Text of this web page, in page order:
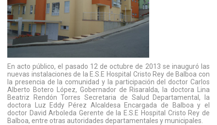
En acto público, el pasado 12 de octubre de 2013 se inauguró las
nuevas instalaciones de la E.S.E Hospital Cristo Rey de Balboa con
la presencia de la comunidad y la participación del doctor Carlos
Alberto Botero López, Gobernador de Risaralda, la doctora Lina
Beatriz Rendón Torres Secretaria de Salud Departamental, la
doctora Luz Eddy Pérez Alcaldesa Encargada de Balboa y el
doctor David Arboleda Gerente de la E.S.E Hospital Cristo Rey de
Balboa, entre otras autoridades departamentales y municipales.